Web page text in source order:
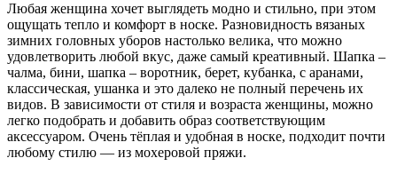
Любая женщина хочет выглядеть модно и стильно, при этом
ощущать тепло и комфорт в носке. Разновидность вязаных
зимних головных уборов настолько велика, что можно
удовлетворить любой вкус, даже самый креативный. Шапка –
чалма, бини, шапка – воротник, берет, кубанка, с аранами,
классическая, ушанка и это далеко не полный перечень их
видов. В зависимости от стиля и возраста женщины, можно
легко подобрать и добавить образ соответствующим
аксессуаром. Очень тёплая и удобная в носке, подходит почти
любому стилю — из мохеровой пряжи.